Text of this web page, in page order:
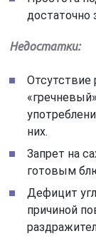
достаточно
Недостатки:
Отсутствие
них.
Запрет на
готовым
Дефицит
причиной